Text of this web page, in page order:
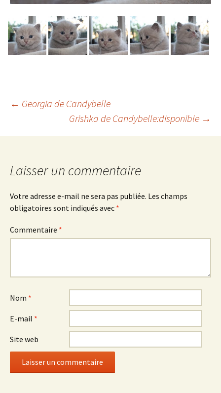
Navigation
des
articles
← Georgia de Candybelle
Grishka de Candybelle:disponible →
Laisser un commentaire
Votre adresse e-mail ne sera pas publiée. Les champs
obligatoires sont indiqués avec *
Commentaire *
Nom *
E-mail *
Site web